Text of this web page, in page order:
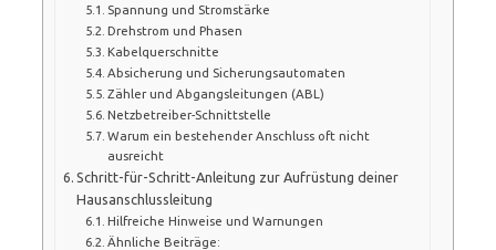
Spannung und Stromstärke
Drehstrom und Phasen
Kabelquerschnitte
Absicherung und Sicherungsautomaten
Zähler und Abgangsleitungen (ABL)
Netzbetreiber-Schnittstelle
Warum ein bestehender Anschluss oft nicht
ausreicht
Schritt-für-Schritt-Anleitung zur Aufrüstung deiner
Hausanschlussleitung
Hilfreiche Hinweise und Warnungen
Ähnliche Beiträge: